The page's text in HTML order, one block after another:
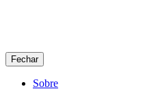
Fechar
Sobre